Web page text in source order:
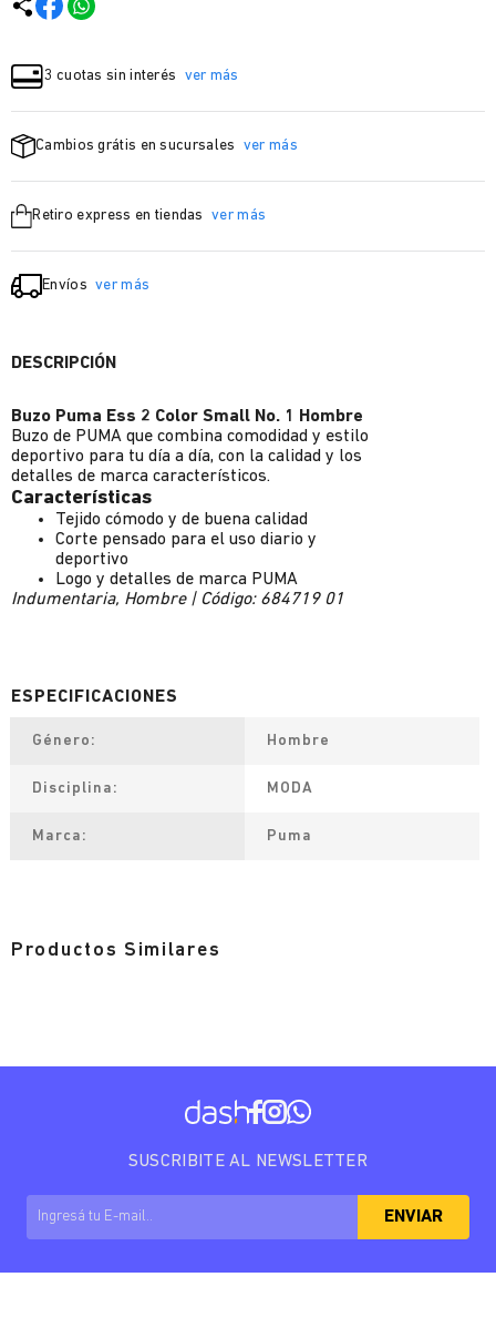
3 cuotas sin interés ver más
Cambios grátis en sucursales ver más
Retiro express en tiendas ver más
Envíos ver más
DESCRIPCIÓN
Buzo Puma Ess 2 Color Small No. 1 Hombre
Buzo de PUMA que combina comodidad y estilo
deportivo para tu día a día, con la calidad y los
detalles de marca característicos.
Características
Tejido cómodo y de buena calidad
Corte pensado para el uso diario y
deportivo
Logo y detalles de marca PUMA
Indumentaria, Hombre | Código: 684719 01
Género Hombre
Disciplina MODA
Marca Puma
Productos Similares
SUSCRIBITE AL NEWSLETTER
ENVIAR